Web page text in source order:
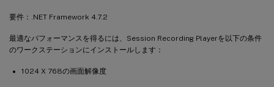
要件：.NET Framework 4.7.2
最適なパフォーマンスを得るには、Session Recording Playerを以下の条件
のワークステーションにインストールします：
1024 X 768の画面解像度